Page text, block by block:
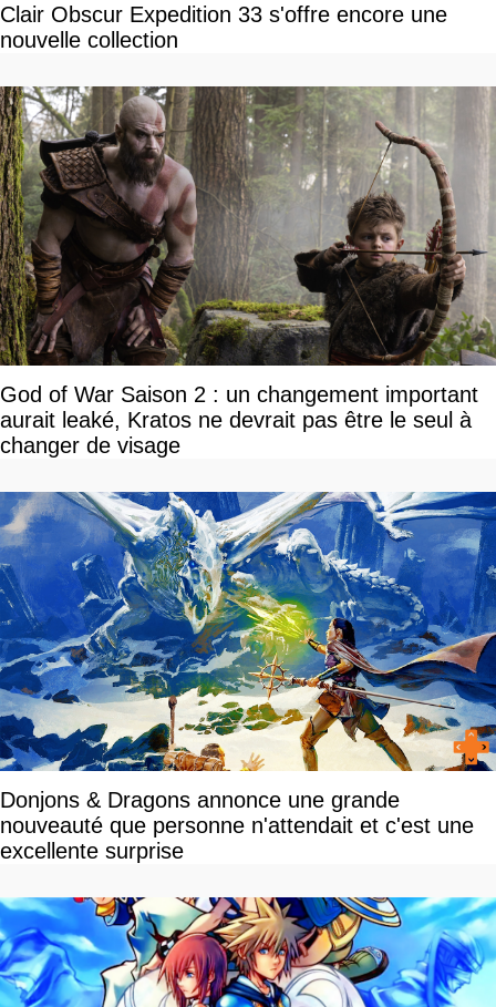
Clair Obscur Expedition 33 s'offre encore une
nouvelle collection
God of War Saison 2 : un changement important
aurait leaké, Kratos ne devrait pas être le seul à
changer de visage
Donjons & Dragons annonce une grande
nouveauté que personne n'attendait et c'est une
excellente surprise